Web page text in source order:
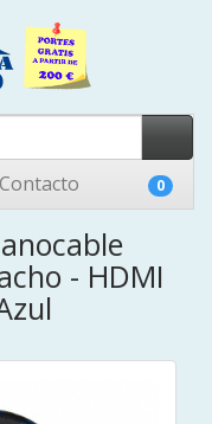
Contacto 0
- HDMI